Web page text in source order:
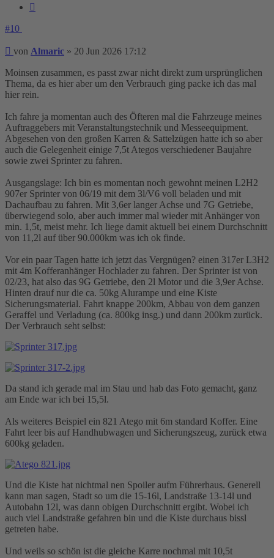
#10
Beitrag
von Almaric » 20 Jun 2026 17:12
Moinsen zusammen, es passt zwar nicht direkt zum ursprünglichen
Thema, da es hier aber um den Verbrauch ging packe ich das mal
hier rein.
Ich fahre ja momentan auch des Öfteren mal die Fahrzeuge meines
Auftraggebers mit Veranstaltungstechnik und Messeequipment.
Abgesehen von den großen Karren & Sattelzügen hatte ich so aber
auch die Gelegenheit einige 7,5t Ategos verschiedener Baujahre
sowie zwei Sprinter zu fahren.
Ausgangslage: Ich bin es momentan noch gewohnt meinen L2H2
907er Sprinter von 06/19 mit dem 3l/V6 voll beladen und mit
Dachaufbau zu fahren. Mit 3,6er langer Achse und 7G Getriebe,
überwiegend solo, aber auch immer mal wieder mit Anhänger von
min. 1,5t, meist mehr. Ich liege damit aktuell bei einem Durchschnitt
von 11,2l auf über 90.000km was ich ok finde.
Vor ein paar Tagen hatte ich jetzt das Vergnügen? einen 317er L3H2
mit 4m Kofferanhänger Hochlader zu fahren. Der Sprinter ist von
02/23, hat also das 9G Getriebe, den 2l Motor und die 3,9er Achse.
Hinten drauf nur die ca. 50kg Alurampe und eine Kiste
Sicherungsmaterial. Fahrt knappe 200km, Abbau von dem ganzen
Geraffel und Verladung (ca. 800kg insg.) und dann 200km zurück.
Der Verbrauch seht selbst:
Da stand ich gerade mal im Stau und hab das Foto gemacht, ganz
am Ende war ich bei 15,5l.
Als weiteres Beispiel ein 821 Atego mit 6m standard Koffer. Eine
Fahrt leer bis auf Handhubwagen und Sicherungszeug, zurück etwa
600kg geladen.
Und die Kiste hat nichtmal nen Spoiler aufm Führerhaus. Generell
kann man sagen, Stadt so um die 15-16l, Landstraße 13-14l und
Autobahn 12l, was dann obigen Durchschnitt ergibt. Wobei ich
auch viel Landstraße gefahren bin und die Kiste durchaus bissl
getreten habe.
Und weils so schön ist die gleiche Karre nochmal mit 10,5t